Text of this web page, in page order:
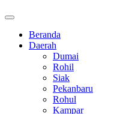
Beranda
Daerah
Dumai
Rohil
Siak
Pekanbaru
Rohul
Kampar